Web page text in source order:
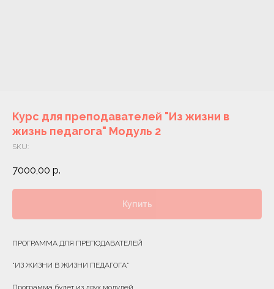
Курс для преподавателей "Из жизни в
жизнь педагога" Модуль 2
SKU:
7000,00 р.
Купить
ПРОГРАММА ДЛЯ ПРЕПОДАВАТЕЛЕЙ
"ИЗ ЖИЗНИ В ЖИЗНИ ПЕДАГОГА"
Программа будет из двух модулей.